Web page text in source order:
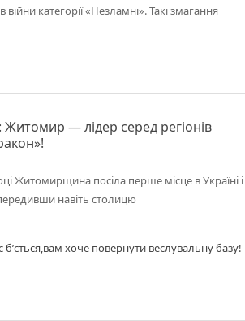
категорії «Незламні». Такі змагання
— лідер серед регіонів
Житомирщина посіла перше місце в Україні і
навіть столицю
хоче повернути веслувальну базу!